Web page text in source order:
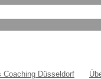
Coaching Düsseldorf